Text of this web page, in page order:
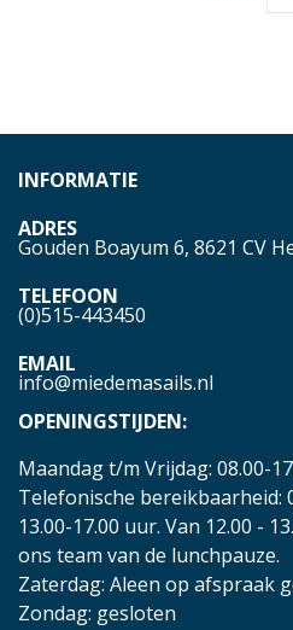
INFORMATIE
ADRES
Gouden Boayum 6, 8621 CV
TELEFOON
(0)515-443450
EMAIL
info@miedemasails.nl
OPENINGSTIJDEN:
Maandag t/m Vrijdag: 08.00-
Telefonische bereikbaarheid:
13.00-17.00 uur. Van 12.00 -
ons team van de lunchpauze.
Zaterdag: Aleen op afspraak
Zondag: gesloten